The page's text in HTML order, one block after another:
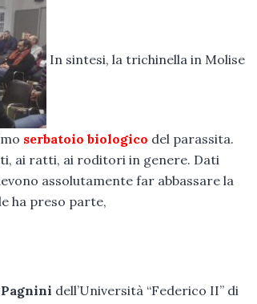
In sintesi, la trichinella in Molise
serbatoio biologico del parassita.
ai ratti, ai roditori in genere. Dati
assolutamente far abbassare la
ha preso parte,
Pagnini dell’Università “Federico II” di